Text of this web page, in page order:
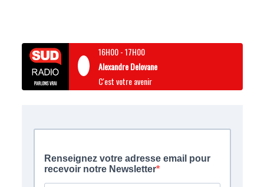
16H00-17H00
Alexandre Delovane
C'est votre avenir